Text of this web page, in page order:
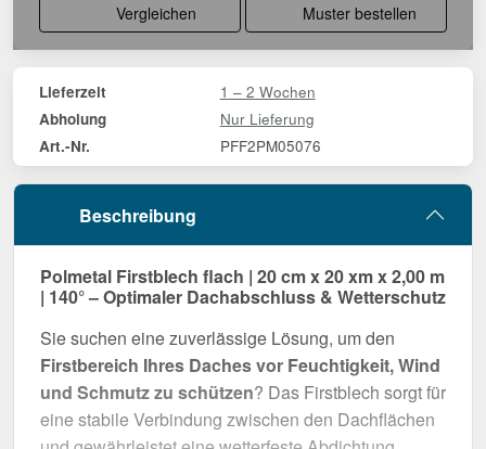
Vergleichen Muster bestellen
Lieferzeit 1 – 2 Wochen
Abholung Nur Lieferung
Art.-Nr. PFF2PM05076
Beschreibung
Polmetal Firstblech flach | 20 cm x 20 xm x 2,00 m
| 140° – Optimaler Dachabschluss & Wetterschutz
Sie suchen eine zuverlässige Lösung, um den
Firstbereich Ihres Daches vor Feuchtigkeit, Wind
und Schmutz zu schützen? Das Firstblech sorgt für
eine stabile Verbindung zwischen den Dachflächen